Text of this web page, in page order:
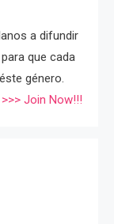
a difundir
que cada
género.
>>> Join Now!!!